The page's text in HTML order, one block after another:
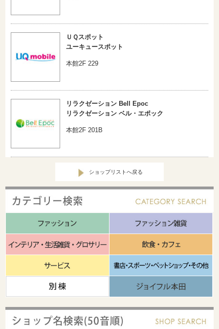
ＵＱスポット
ユーキュースポット
本館2F 229
リラクゼーション Bell Epoc
リラクゼーション ベル・エポック
本館2F 201B
ショップリストへ戻る